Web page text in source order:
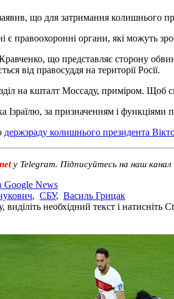
що для затримання колишнього
є правоохоронні органи, які можуть
що представляє сторону
від правосуддя на території Росії.
на кшталт Моссаду, приміром. Щоб
Ізраїлю, за призначенням і функціями
держзраду колишнього президента
у Telegram. Підписуйтесь на наш канал
Google News
, СБУ, Василь Грицак
необхідний текст і натисніть